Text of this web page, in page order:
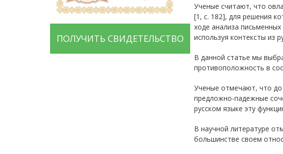
ПОЛУЧИТЬ СВИДЕТЕЛЬСТВО
Ученые считают, что
[1, с. 182], для решения
ходе анализа
используя контексты из
В данной статье мы
противоположность в
Ученые отмечают, что до
предложно-падежные
русском языке эту
В научной литературе
большинстве своем